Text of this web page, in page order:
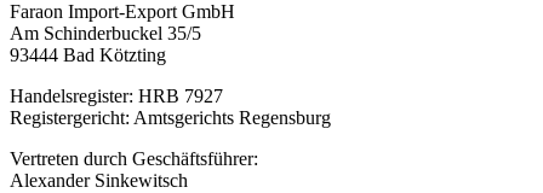
Faraon Import-Export GmbH
Am Schinderbuckel 35/5
93444 Bad Kötzting
Handelsregister: HRB 7927
Registergericht: Amtsgerichts Regensburg
Vertreten durch Geschäftsführer:
Alexander Sinkewitsch